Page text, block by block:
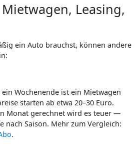
Leasing,
ein Auto brauchst, können andere
Wochenende ist ein Mietwagen
starten ab etwa 20–30 Euro.
Monat gerechnet wird es teuer —
nach Saison. Mehr zum Vergleich:
.